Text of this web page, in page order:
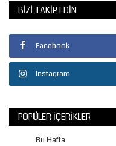
BIZI TAKIP EDIN
Facebook
Instagram
POPÜLER İÇERIKLER
Bu Hafta